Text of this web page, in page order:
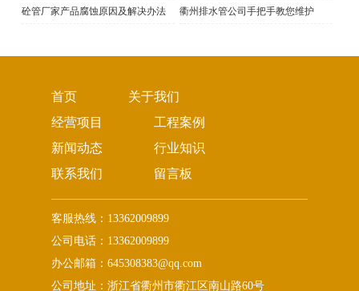
砼管厂家产品腐蚀原因及解决办法 衢州排水管公司手把手教您维护
首页
关于我们
经营项目
工程案例
新闻动态
行业知识
联系我们
留言板
客服热线：13362009899
公司电话：13362009899
办公邮箱：645308383@qq.com
公司地址：浙江省衢州市衢江区南山路60号